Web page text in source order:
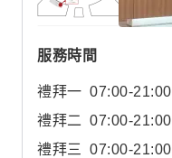
服務時間
禮拜一 07:00-21:00
禮拜二 07:00-21:00
禮拜三
07:00-21:00